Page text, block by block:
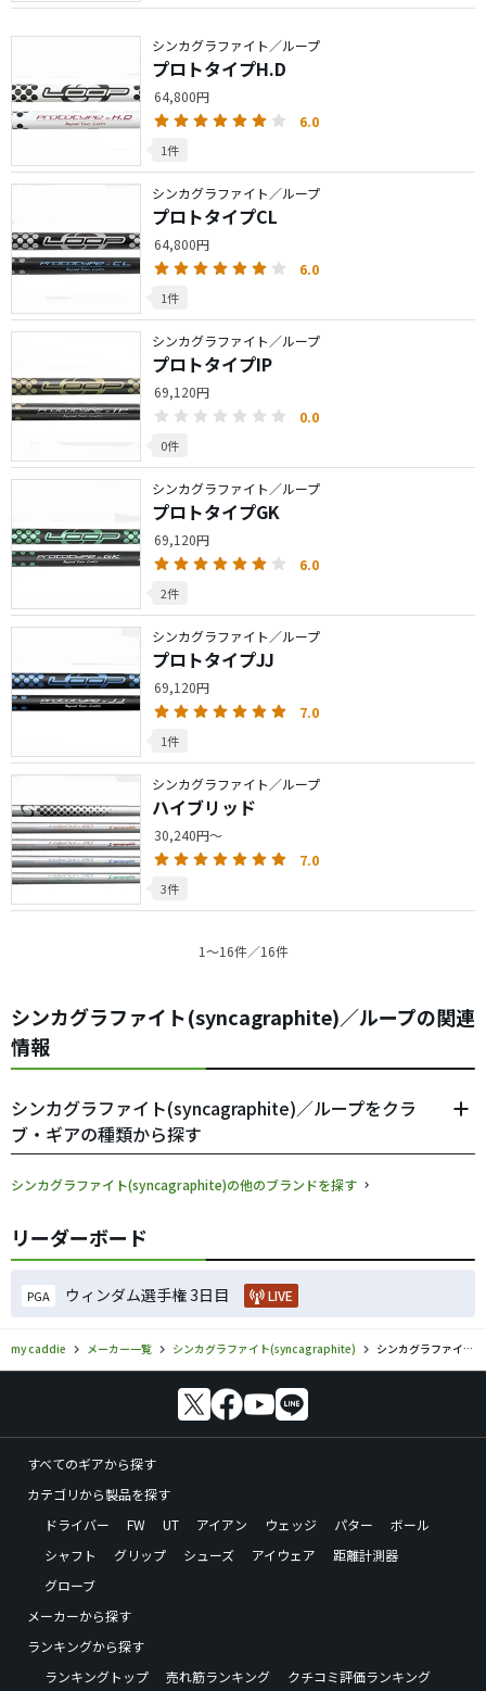
シンカグラファイト／ループ
プロトタイプH.D
64,800円
6.0
1件
シンカグラファイト／ループ
プロトタイプCL
64,800円
6.0
1件
シンカグラファイト／ループ
プロトタイプIP
69,120円
0.0
0件
シンカグラファイト／ループ
プロトタイプGK
69,120円
6.0
2件
シンカグラファイト／ループ
プロトタイプJJ
69,120円
7.0
1件
シンカグラファイト／ループ
ハイブリッド
30,240円～
7.0
3件
1〜16件／16件
シンカグラファイト(syncagraphite)／ループの関連
情報
シンカグラファイト(syncagraphite)／ループをクラ
ブ・ギアの種類から探す
シンカグラファイト(syncagraphite)の他のブランドを探す
リーダーボード
PGA ウィンダム選手権 3日目 LIVE
my caddie メーカー一覧 シンカグラファイト(syncagraphite) シンカグラファイト(syncagraphite)／ループのゴルフギアの口コミ評価
すべてのギアから探す
カテゴリから製品を探す
ドライバー
FW UT アイアン ウェッジ パター
ボール
シャフト
グリップ シューズ アイウェア
距離計測器
グローブ
メーカーから探す
ランキングから探す
ランキングトップ
売れ筋ランキング
クチコミ評価ランキング